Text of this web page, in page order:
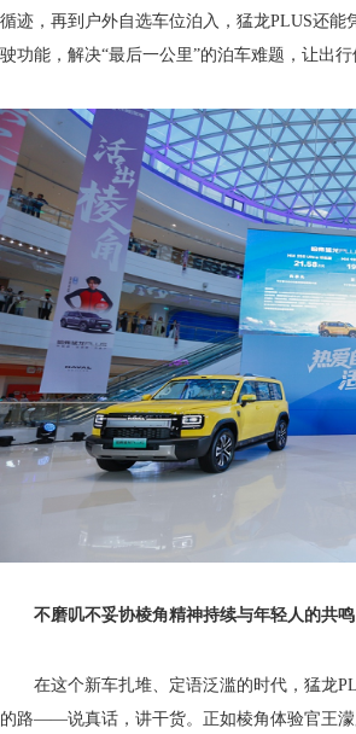
循迹，再到户外自选车位泊入，猛龙PLUS还能
驶功能，解决“最后一公里”的泊车难题，让出行
不磨叽不妥协棱角精神持续与年轻人的共鸣
在这个新车扎堆、定语泛滥的时代，猛龙
的路——说真话，讲干货。正如棱角体验官王濛